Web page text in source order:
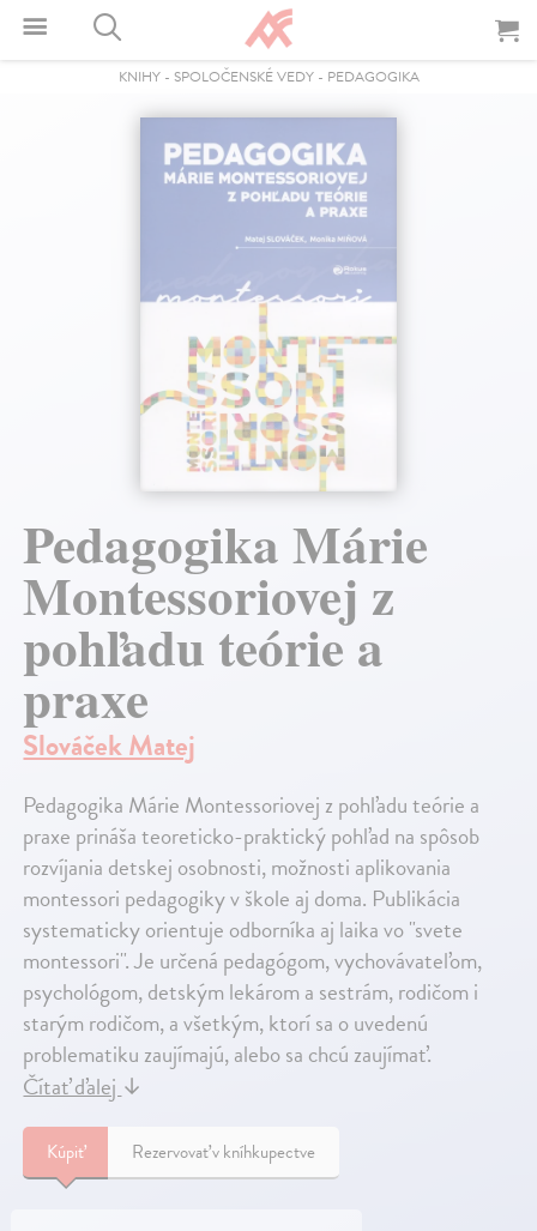
KNIHY- SPOLOČENSKÉ VEDY- PEDAGOGIKA
Pedagogika Márie
Montessoriovej z
pohľadu teórie a
praxe
Slováček Matej
Pedagogika Márie Montessoriovej z pohľadu teórie a
praxe prináša teoreticko-praktický pohľad na spôsob
rozvíjania detskej osobnosti, možnosti aplikovania
montessori pedagogiky v škole aj doma. Publikácia
systematicky orientuje odborníka aj laika vo "svete
montessori". Je určená pedagógom, vychovávateľom,
psychológom, detským lekárom a sestrám, rodičom i
starým rodičom, a všetkým, ktorí sa o uvedenú
problematiku zaujímajú, alebo sa chcú zaujímať.
Čítať ďalej↓
Kúpiť Rezervovať v kníhkupectve